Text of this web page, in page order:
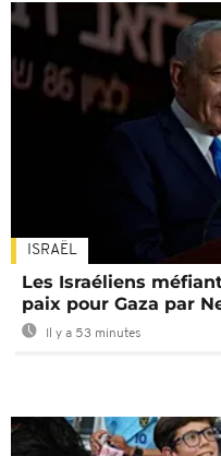
ISRAËL
Les Israéliens
paix pour Gaza par
Il y a 53 minutes